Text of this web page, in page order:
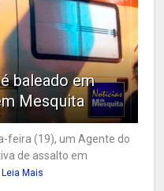
baleado em
Mesquita
feira (19), um Agente do
de assalto em
Leia Mais